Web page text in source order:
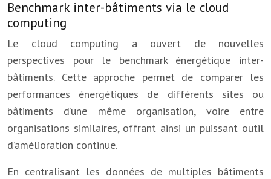
Benchmark inter-bâtiments via le cloud
computing
Le cloud computing a ouvert de nouvelles
perspectives pour le benchmark énergétique inter-
bâtiments. Cette approche permet de comparer les
performances énergétiques de différents sites ou
bâtiments d’une même organisation, voire entre
organisations similaires, offrant ainsi un puissant outil
d’amélioration continue.
En centralisant les données de multiples bâtiments